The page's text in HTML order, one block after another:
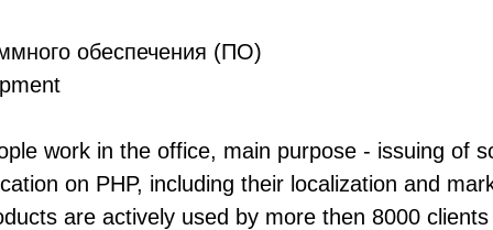
обеспечения (ПО)
work in the office, main purpose - issuing of
on PHP, including their localization and
are actively used by more then 8000